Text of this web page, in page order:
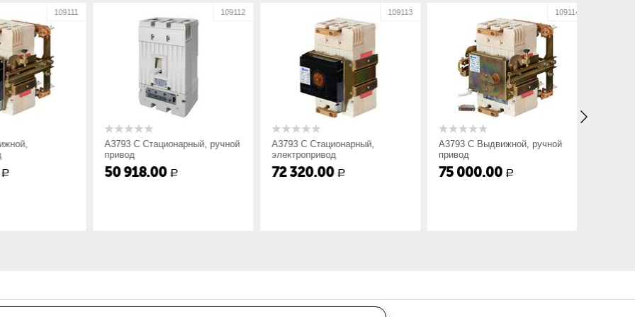
109111 109112
А3793 С Стационарный, ручной
привод
50 918.00 Р
109113
А3793 С Стационарный,
электропривод
72 320.00 Р
109114
А3793 С Выдвижной, ручной
привод
75 000.00 Р